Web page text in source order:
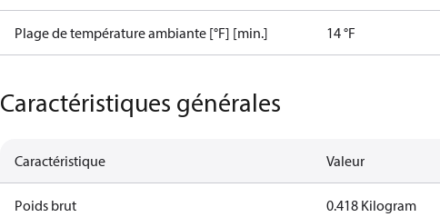
Plage de température ambiante [°F] [min.] 14 °F
Caractéristiques générales
Caractéristique Valeur
Poids brut 0.418 Kilogram